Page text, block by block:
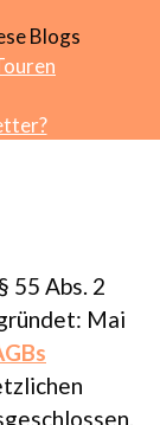
Blogs
55 Abs. 2
Mai